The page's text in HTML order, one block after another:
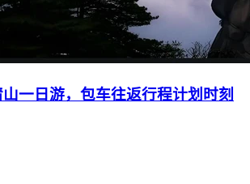
一日游，包车往返行程计划时刻